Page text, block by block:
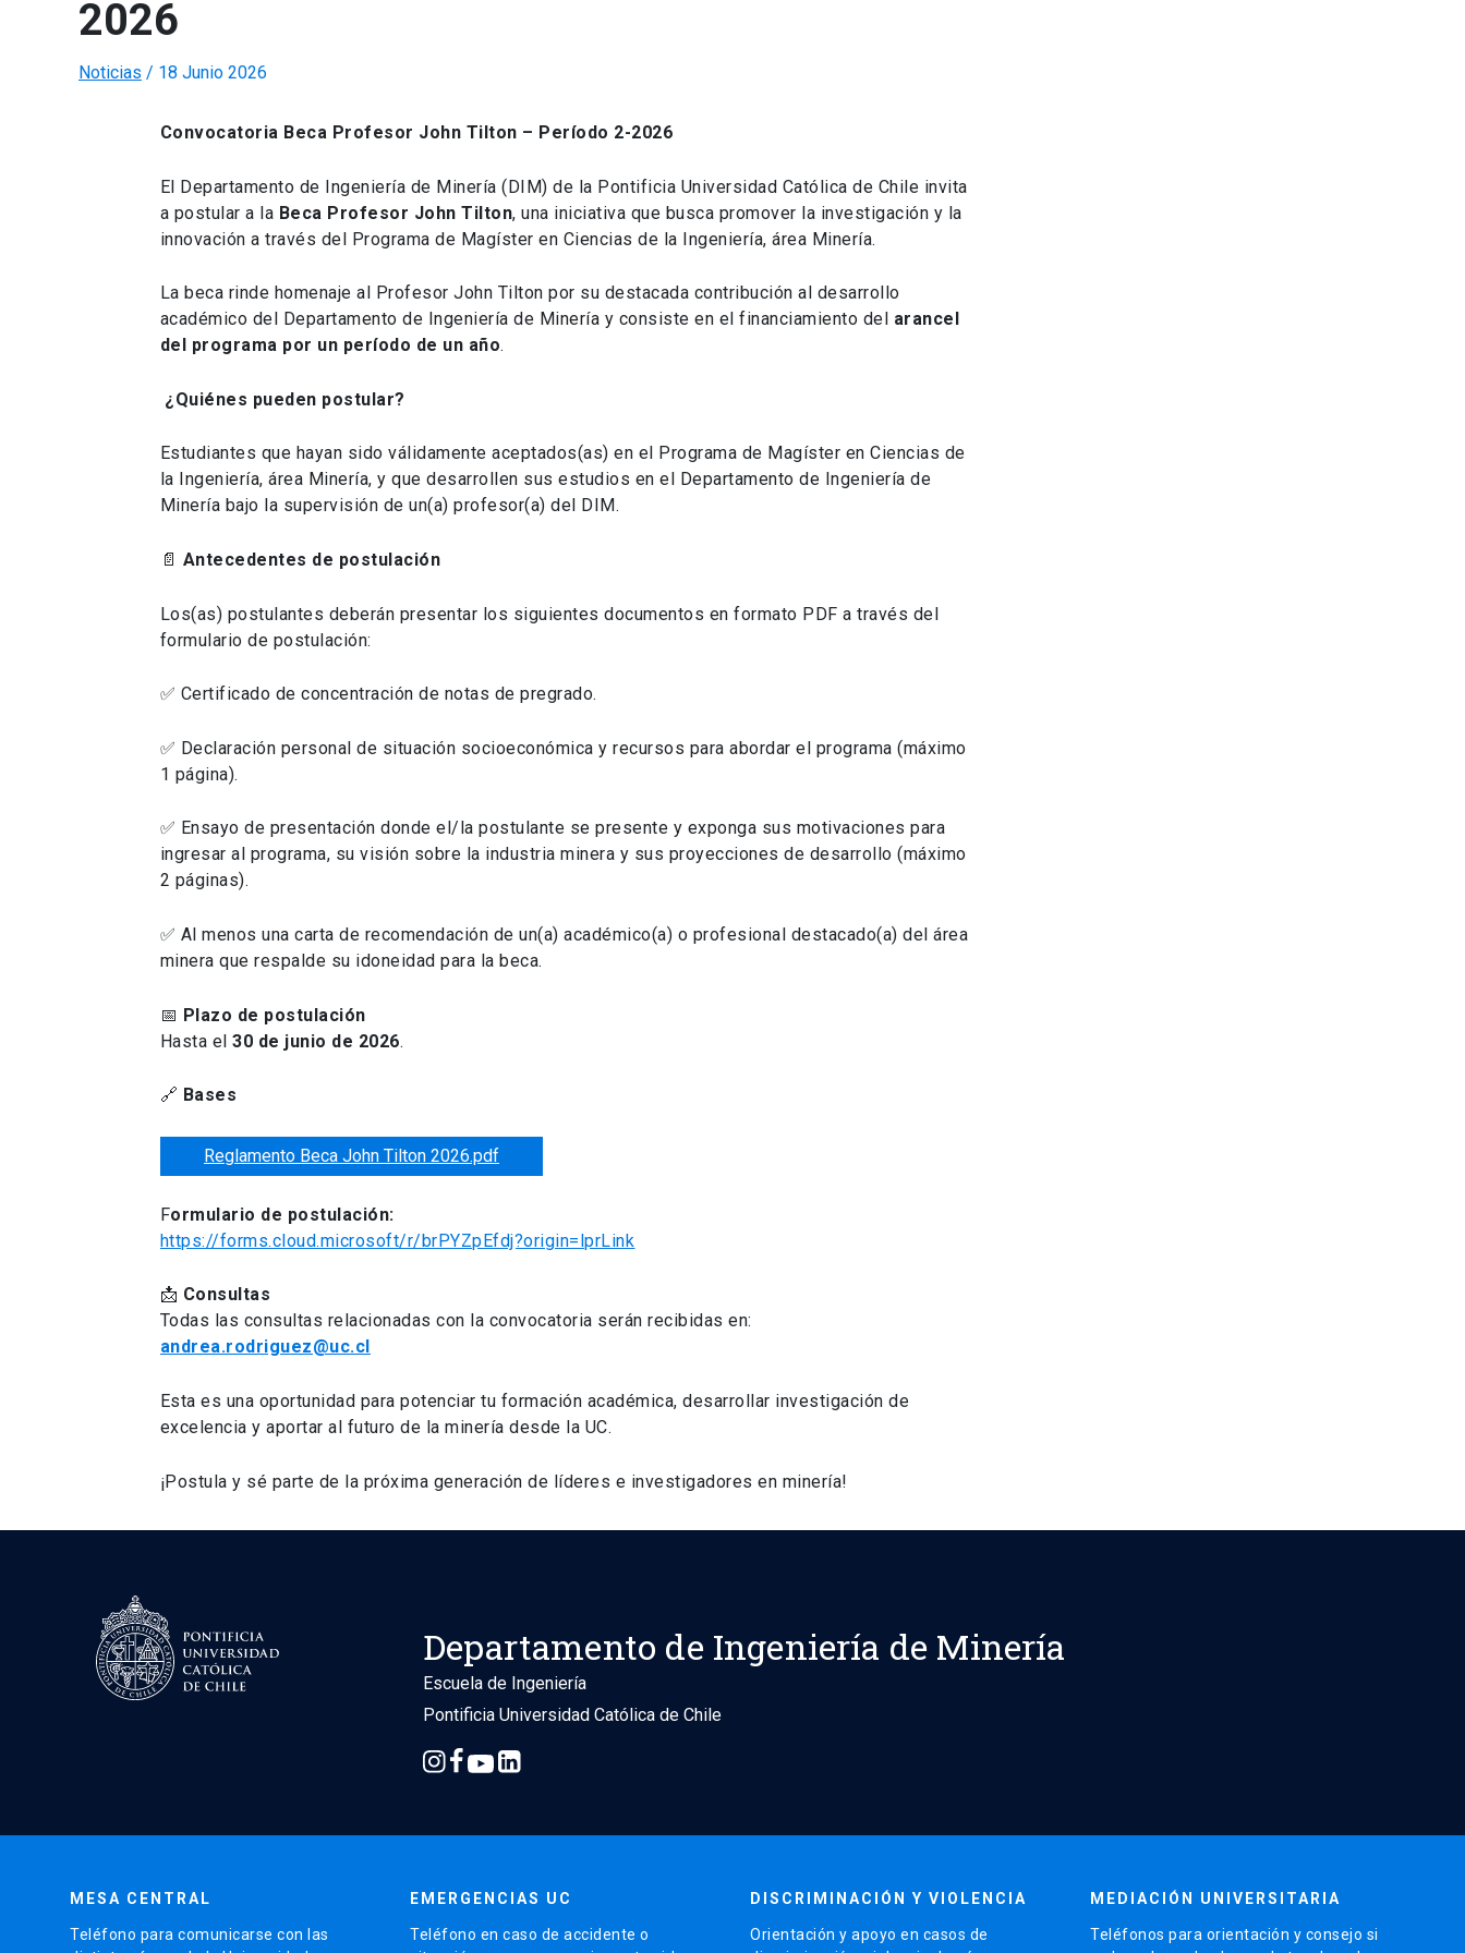
2026
Noticias / 18 Junio 2026
Convocatoria Beca Profesor John Tilton – Período 2-2026
El Departamento de Ingeniería de Minería (DIM) de la Pontificia Universidad Católica de Chile invita
a postular a la Beca Profesor John Tilton, una iniciativa que busca promover la investigación y la
innovación a través del Programa de Magíster en Ciencias de la Ingeniería, área Minería.
La beca rinde homenaje al Profesor John Tilton por su destacada contribución al desarrollo
académico del Departamento de Ingeniería de Minería y consiste en el financiamiento del arancel
del programa por un período de un año.
¿Quiénes pueden postular?
Estudiantes que hayan sido válidamente aceptados(as) en el Programa de Magíster en Ciencias de
la Ingeniería, área Minería, y que desarrollen sus estudios en el Departamento de Ingeniería de
Minería bajo la supervisión de un(a) profesor(a) del DIM.
📄 Antecedentes de postulación
Los(as) postulantes deberán presentar los siguientes documentos en formato PDF a través del
formulario de postulación:
✅ Certificado de concentración de notas de pregrado.
✅ Declaración personal de situación socioeconómica y recursos para abordar el programa (máximo
1 página).
✅ Ensayo de presentación donde el/la postulante se presente y exponga sus motivaciones para
ingresar al programa, su visión sobre la industria minera y sus proyecciones de desarrollo (máximo
2 páginas).
✅ Al menos una carta de recomendación de un(a) académico(a) o profesional destacado(a) del área
minera que respalde su idoneidad para la beca.
📅 Plazo de postulación
Hasta el30 de junio de 2026.
🔗 Bases
Reglamento Beca John Tilton 2026.pdf
Formulario de postulación:
https://forms.cloud.microsoft/r/brPYZpEfdj?origin=lprLink
📩 Consultas
Todas las consultas relacionadas con la convocatoria serán recibidas en:
andrea.rodriguez@uc.cl
Esta es una oportunidad para potenciar tu formación académica, desarrollar investigación de
excelencia y aportar al futuro de la minería desde la UC.
¡Postula y sé parte de la próxima generación de líderes e investigadores en minería!
Departamento de Ingeniería de Minería
Escuela de Ingeniería
Pontificia Universidad Católica de Chile
MESA CENTRAL
Teléfono para comunicarse con las
EMERGENCIAS UC
Teléfono en caso de accidente o
DISCRIMINACIÓN Y VIOLENCIA
Orientación y apoyo en casos de
MEDIACIÓN UNIVERSITARIA
Teléfonos para orientación y consejo si